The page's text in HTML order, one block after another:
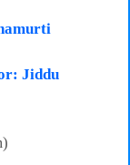
Jiddu